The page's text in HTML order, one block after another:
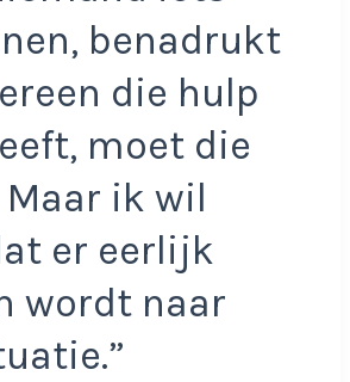
benadrukt
die hulp
moet die
ik wil
er eerlijk
wordt naar